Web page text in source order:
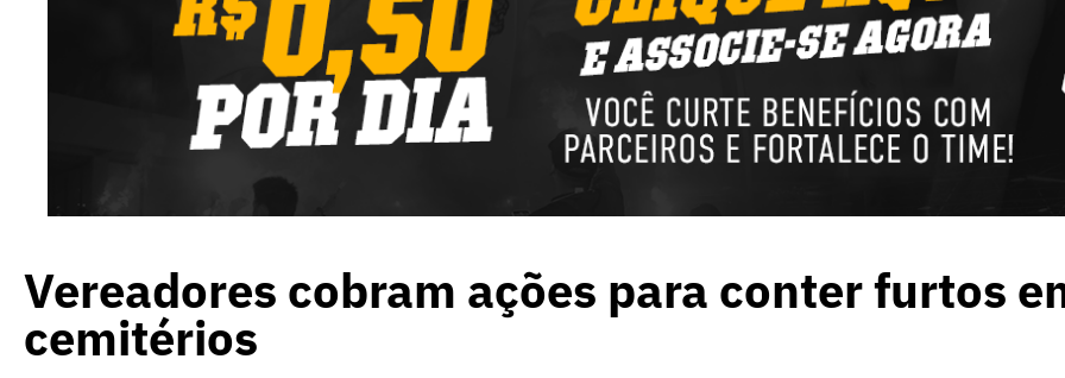
Vereadores cobram ações para conter furtos
cemitérios